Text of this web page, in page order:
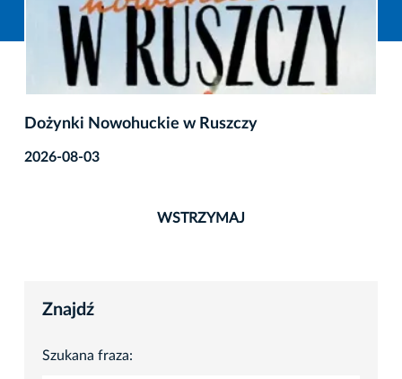
Weekend w Krakowie – sprawdź, co się będzie
WSTRZYMAJ
Znajdź
Szukana fraza: